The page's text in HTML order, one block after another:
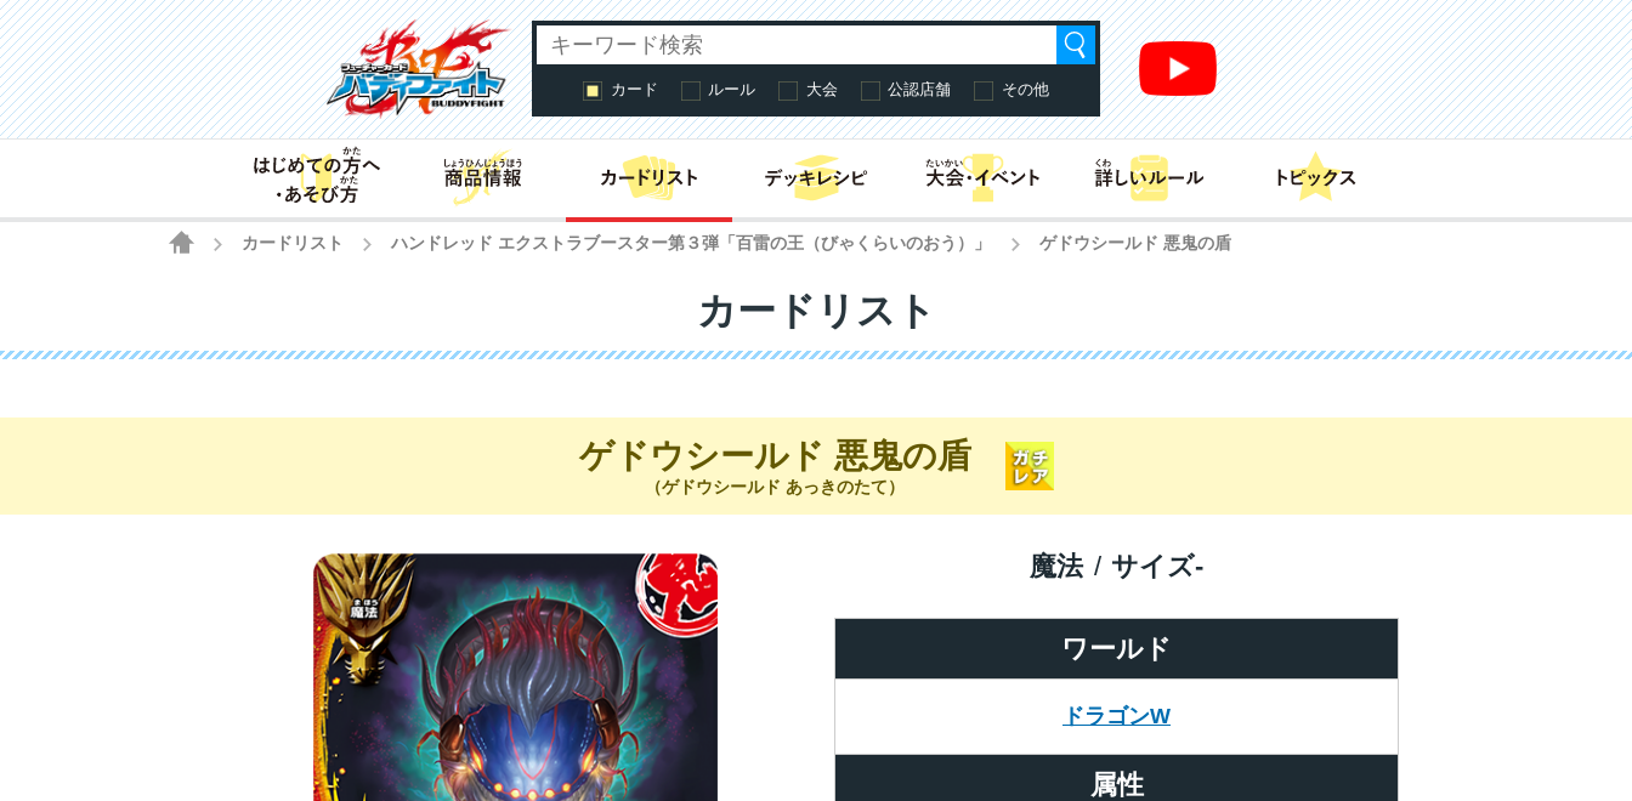
カード ルール 大会 公認店舗 その他
はじめての方へ・あそび方商品情報 カードリスト
HOME
カードリスト ハンドレッド エクストラブースター第３弾「百雷の王（びゃくらいのおう）」 ゲドウシールド 悪鬼の盾
カードリスト
ゲドウシールド 悪鬼の盾
（ゲドウシールド あっきのたて）
ワールド
ドラゴンW
魔法 サイズ-
属性